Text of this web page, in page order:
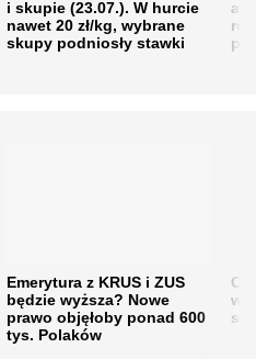
i skupie (23.07.). W hurcie
nawet 20 zł/kg, wybrane
skupy podniosły stawki
Emerytura z KRUS i ZUS
będzie wyższa? Nowe
prawo objęłoby ponad 600
tys. Polaków
w